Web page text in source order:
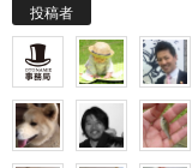
投稿者